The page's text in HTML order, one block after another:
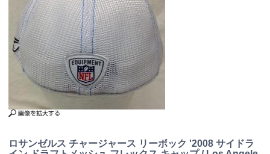
ロサンゼルス チャージャース リーボック '2008 サイドラ